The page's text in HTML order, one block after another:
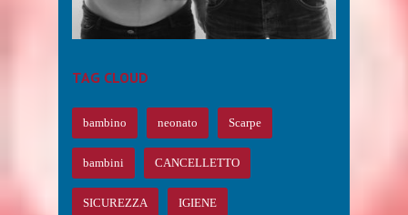
TAG CLOUD
bambino neonato Scarpe
bambini CANCELLETTO
SICUREZZA IGIENE